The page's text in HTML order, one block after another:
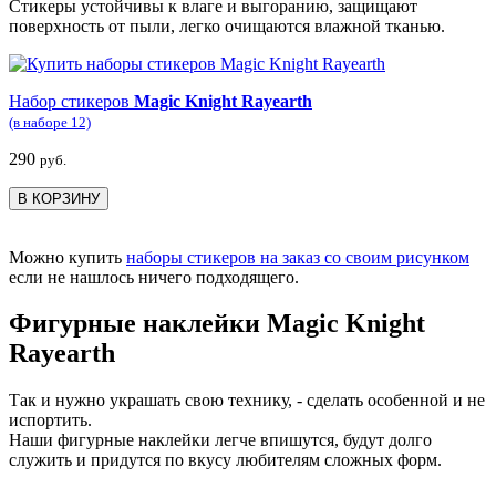
Стикеры устойчивы к влаге и выгоранию, защищают
поверхность от пыли, легко очищаются влажной тканью.
Набор стикеров Magic Knight Rayearth
(в наборе 12)
290 руб.
В КОРЗИНУ
Можно купить наборы стикеров на заказ со своим рисунком
если не нашлось ничего подходящего.
Фигурные наклейки Magic Knight
Rayearth
Так и нужно украшать свою технику, - сделать особенной и не
испортить.
Наши фигурные наклейки легче впишутся, будут долго
служить и придутся по вкусу любителям сложных форм.